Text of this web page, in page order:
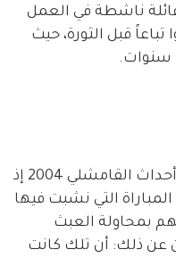
ناشطة في العمل
قبل الثورة، حيث
سنوات.
اعتقل مازن في المرة الأولى أثناء أحداث القامشلي 2004 إذ
التي نشبت فيها
بمحاولة العبث
عن ذلك: أن تلك كانت